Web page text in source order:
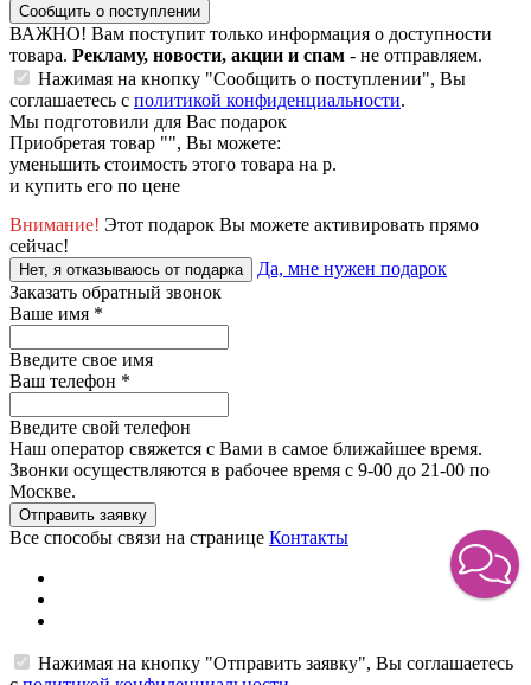
Сообщить о поступлении
ВАЖНО! Вам поступит только информация о доступности
товара. Рекламу, новости, акции и спам - не отправляем.
Нажимая на кнопку "Сообщить о поступлении", Вы
соглашаетесь с политикой конфиденциальности.
Мы подготовили для Вас подарок
Приобретая товар "", Вы можете:
уменьшить стоимость этого товара на р.
и купить его по цене
Внимание! Этот подарок Вы можете активировать прямо
сейчас!
Нет, я отказываюсь от подарка
Да, мне нужен подарок
Заказать обратный звонок
Ваше имя *
Введите свое имя
Ваш телефон *
Введите свой телефон
Наш оператор свяжется с Вами в самое ближайшее время.
Звонки осуществляются в рабочее время с 9-00 до 21-00 по
Москве.
Отправить заявку
Все способы связи на странице Контакты
Нажимая на кнопку "Отправить заявку", Вы соглашаетесь